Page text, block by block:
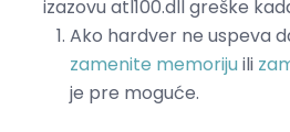
izazovu atl100.dll greške
Ako hardver ne uspeva
zamenite memorijuili
je pre moguće.